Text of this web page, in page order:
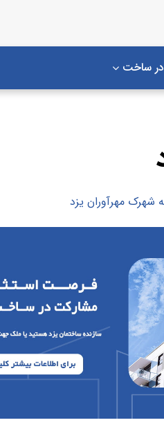
ساخت
شهرک مهرآوران یزد